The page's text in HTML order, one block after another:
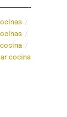
cocina